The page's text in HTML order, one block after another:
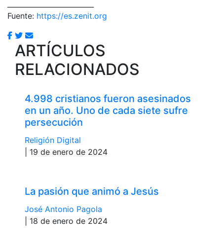
Fuente: https://es.zenit.org
ARTÍCULOS
RELACIONADOS
4.998 cristianos fueron asesinados
en un año. Uno de cada siete sufre
persecución
Religión Digital
| 19 de enero de 2024
La pasión que animó a Jesús
José Antonio Pagola
| 18 de enero de 2024